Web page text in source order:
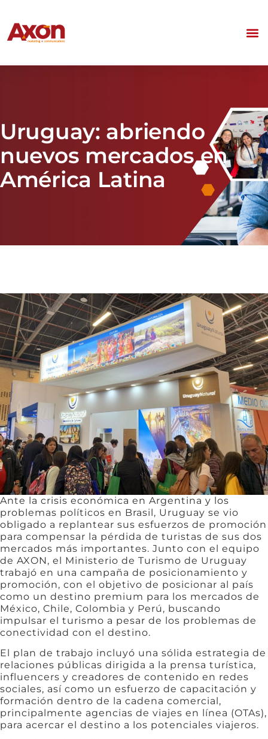
Uruguay: abriendo
nuevos mercados en
América Latina
Ante la crisis económica en Argentina y los
problemas políticos en Brasil, Uruguay se vio
obligado a replantear sus esfuerzos de promoción
para compensar la pérdida de turistas de sus dos
mercados más importantes. Junto con el equipo
de AXON, el Ministerio de Turismo de Uruguay
trabajó en una campaña de posicionamiento y
promoción, con el objetivo de posicionar al país
como un destino premium para los mercados de
México, Chile, Colombia y Perú, buscando
impulsar el turismo a pesar de los problemas de
conectividad con el destino.
El plan de trabajo incluyó una sólida estrategia de
relaciones públicas dirigida a la prensa turística,
influencers y creadores de contenido en redes
sociales, así como un esfuerzo de capacitación y
formación dentro de la cadena comercial,
principalmente agencias de viajes en línea (OTAs),
para acercar el destino a los potenciales viajeros.